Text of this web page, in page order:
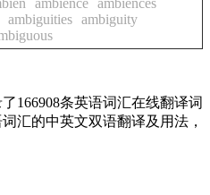
ambience ambiences
ambiguities ambiguity
166908条英语词汇在线翻译词
汇的中英文双语翻译及用法，